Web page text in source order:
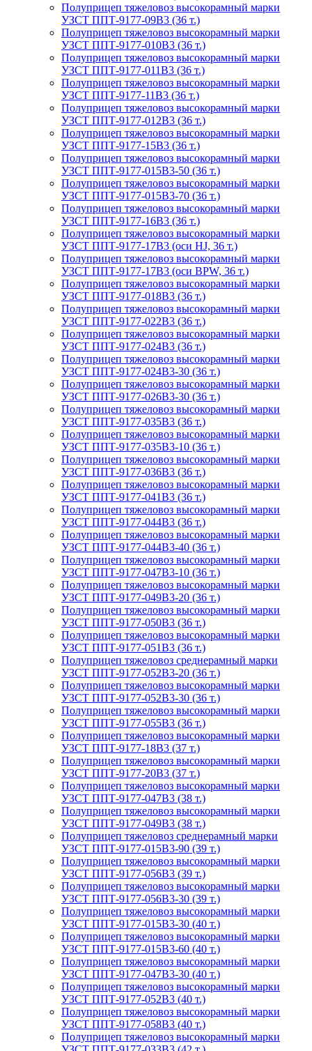
Полуприцеп тяжеловоз высокорамный марки
УЗСТ ППТ-9177-09В3 (36 т.)
Полуприцеп тяжеловоз высокорамный марки
УЗСТ ППТ-9177-010В3 (36 т.)
Полуприцеп тяжеловоз высокорамный марки
УЗСТ ППТ-9177-011В3 (36 т.)
Полуприцеп тяжеловоз высокорамный марки
УЗСТ ППТ-9177-11В3 (36 т.)
Полуприцеп тяжеловоз высокорамный марки
УЗСТ ППТ-9177-012В3 (36 т.)
Полуприцеп тяжеловоз высокорамный марки
УЗСТ ППТ-9177-15В3 (36 т.)
Полуприцеп тяжеловоз высокорамный марки
УЗСТ ППТ-9177-015В3-50 (36 т.)
Полуприцеп тяжеловоз высокорамный марки
УЗСТ ППТ-9177-015В3-70 (36 т.)
Полуприцеп тяжеловоз высокорамный марки
УЗСТ ППТ-9177-16В3 (36 т.)
Полуприцеп тяжеловоз высокорамный марки
УЗСТ ППТ-9177-17В3 (оси HJ, 36 т.)
Полуприцеп тяжеловоз высокорамный марки
УЗСТ ППТ-9177-17В3 (оси BPW, 36 т.)
Полуприцеп тяжеловоз высокорамный марки
УЗСТ ППТ-9177-018В3 (36 т.)
Полуприцеп тяжеловоз высокорамный марки
УЗСТ ППТ-9177-022В3 (36 т.)
Полуприцеп тяжеловоз высокорамный марки
УЗСТ ППТ-9177-024В3 (36 т.)
Полуприцеп тяжеловоз высокорамный марки
УЗСТ ППТ-9177-024В3-30 (36 т.)
Полуприцеп тяжеловоз высокорамный марки
УЗСТ ППТ-9177-026В3-30 (36 т.)
Полуприцеп тяжеловоз высокорамный марки
УЗСТ ППТ-9177-035В3 (36 т.)
Полуприцеп тяжеловоз высокорамный марки
УЗСТ ППТ-9177-035В3-10 (36 т.)
Полуприцеп тяжеловоз высокорамный марки
УЗСТ ППТ-9177-036В3 (36 т.)
Полуприцеп тяжеловоз высокорамный марки
УЗСТ ППТ-9177-041В3 (36 т.)
Полуприцеп тяжеловоз высокорамный марки
УЗСТ ППТ-9177-044В3 (36 т.)
Полуприцеп тяжеловоз высокорамный марки
УЗСТ ППТ-9177-044В3-40 (36 т.)
Полуприцеп тяжеловоз высокорамный марки
УЗСТ ППТ-9177-047В3-10 (36 т.)
Полуприцеп тяжеловоз высокорамный марки
УЗСТ ППТ-9177-049В3-20 (36 т.)
Полуприцеп тяжеловоз высокорамный марки
УЗСТ ППТ-9177-050В3 (36 т.)
Полуприцеп тяжеловоз высокорамный марки
УЗСТ ППТ-9177-051В3 (36 т.)
Полуприцеп тяжеловоз среднерамный марки
УЗСТ ППТ-9177-052В3-20 (36 т.)
Полуприцеп тяжеловоз высокорамный марки
УЗСТ ППТ-9177-052В3-30 (36 т.)
Полуприцеп тяжеловоз высокорамный марки
УЗСТ ППТ-9177-055В3 (36 т.)
Полуприцеп тяжеловоз высокорамный марки
УЗСТ ППТ-9177-18В3 (37 т.)
Полуприцеп тяжеловоз высокорамный марки
УЗСТ ППТ-9177-20В3 (37 т.)
Полуприцеп тяжеловоз высокорамный марки
УЗСТ ППТ-9177-047В3 (38 т.)
Полуприцеп тяжеловоз высокорамный марки
УЗСТ ППТ-9177-049В3 (38 т.)
Полуприцеп тяжеловоз среднерамный марки
УЗСТ ППТ-9177-015В3-90 (39 т.)
Полуприцеп тяжеловоз высокорамный марки
УЗСТ ППТ-9177-056В3 (39 т.)
Полуприцеп тяжеловоз высокорамный марки
УЗСТ ППТ-9177-056В3-30 (39 т.)
Полуприцеп тяжеловоз высокорамный марки
УЗСТ ППТ-9177-015В3-30 (40 т.)
Полуприцеп тяжеловоз высокорамный марки
УЗСТ ППТ-9177-015В3-60 (40 т.)
Полуприцеп тяжеловоз высокорамный марки
УЗСТ ППТ-9177-047В3-30 (40 т.)
Полуприцеп тяжеловоз высокорамный марки
УЗСТ ППТ-9177-052В3 (40 т.)
Полуприцеп тяжеловоз высокорамный марки
УЗСТ ППТ-9177-058В3 (40 т.)
Полуприцеп тяжеловоз высокорамный марки